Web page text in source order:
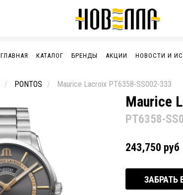
ГЛАВНАЯ КАТАЛОГ БРЕНДЫ АКЦИИ НОВОСТИ И
PONTOS Maurice Lacroix PT6358-SS002-333
Maurice
PT6358-
243,750 руб
ЗАБРАТЬ